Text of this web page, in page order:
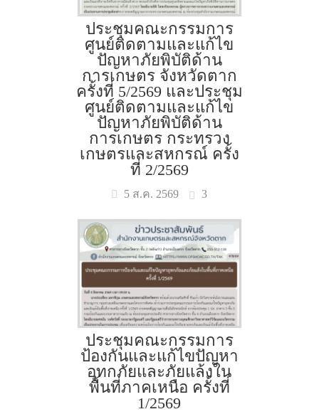
ประชุมคณะกรรมการ
ศูนย์ติดตามและแก้ไข
ปัญหาภัยพิบัติด้าน
การเกษตร จังหวัดตาก
ครั้งที่ 5/2569 และประชุม
ศูนย์ติดตามและแก้ไข
ปัญหาภัยพิบัติด้าน
การเกษตร กระทรวง
เกษตรและสหกรณ์ ครั้ง
ที่ 2/2569
5 ส.ค. 2569 3
ประชุมคณะกรรมการ
ป้องกันและแก้ไขปัญหา
อุทกภัยและภัยแล้งใน
พื้นที่ภาคเหนือ ครั้งที่
1/2569